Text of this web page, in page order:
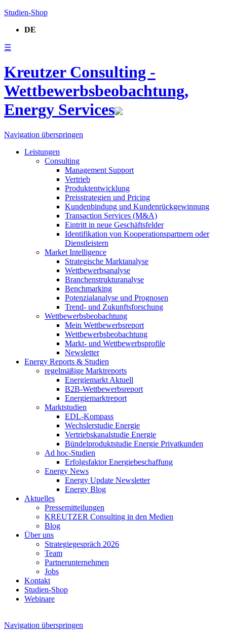
Studien-Shop
DE
☰
Kreutzer Consulting -
Wettbewerbsbeobachtung,
Energy Services
Navigation überspringen
Leistungen
Consulting
Management Support
Vertrieb
Produktentwicklung
Preisstrategien und Pricing
Kundenbindung und Kundenrückgewinnung
Transaction Services (M&A)
Eintritt in neue Geschäftsfelder
Identifikation von Kooperationspartnern oder
Dienstleistern
Market Intelligence
Strategische Marktanalyse
Wettbewerbsanalyse
Branchenstrukturanalyse
Benchmarking
Potenzialanalyse und Prognosen
Trend- und Zukunftsforschung
Wettbewerbs­beobachtung
Mein Wettbewerbsreport
Wettbewerbsbeobachtung
Markt- und Wettbewerbsprofile
Newsletter
Energy Reports & Studien
regelmäßige Marktreports
Energiemarkt Aktuell
B2B-Wettbewerbsreport
Energiemarktreport
Marktstudien
EDL-Kompass
Wechslerstudie Energie
Vertriebskanalstudie Energie
Bündelproduktstudie Energie Privatkunden
Ad hoc-Studien
Erfolgsfaktor Energiebeschaffung
Energy News
Energy Update Newsletter
Energy Blog
Aktuelles
Pressemitteilungen
KREUTZER Consulting in den Medien
Blog
Über uns
Strategiegespräch 2026
Team
Partnerunternehmen
Jobs
Kontakt
Studien-Shop
Webinare
Navigation überspringen